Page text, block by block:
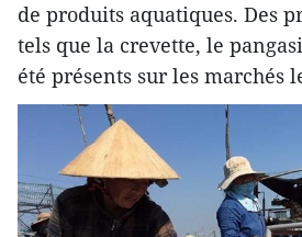
de produits aquatiques. Des
tels que la crevette, le
été présents sur les marchés